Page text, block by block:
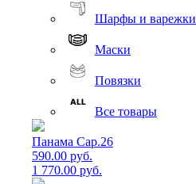
Шарфы и варежки
Маски
Повязки
Все товары
Панама Cap.26
590.00 руб.
1 770.00 руб.